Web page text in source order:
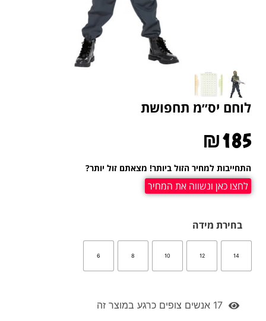
לוחם יס׳׳מ תחפושת
₪185
התחייבות למחיר הזול ביותר! מצאתם זול יותר?
לחצו כאן ונשווה את המחיר
בחירת מידה
14
12
10
8
6
17 אנשים צופים כרגע במוצר זה